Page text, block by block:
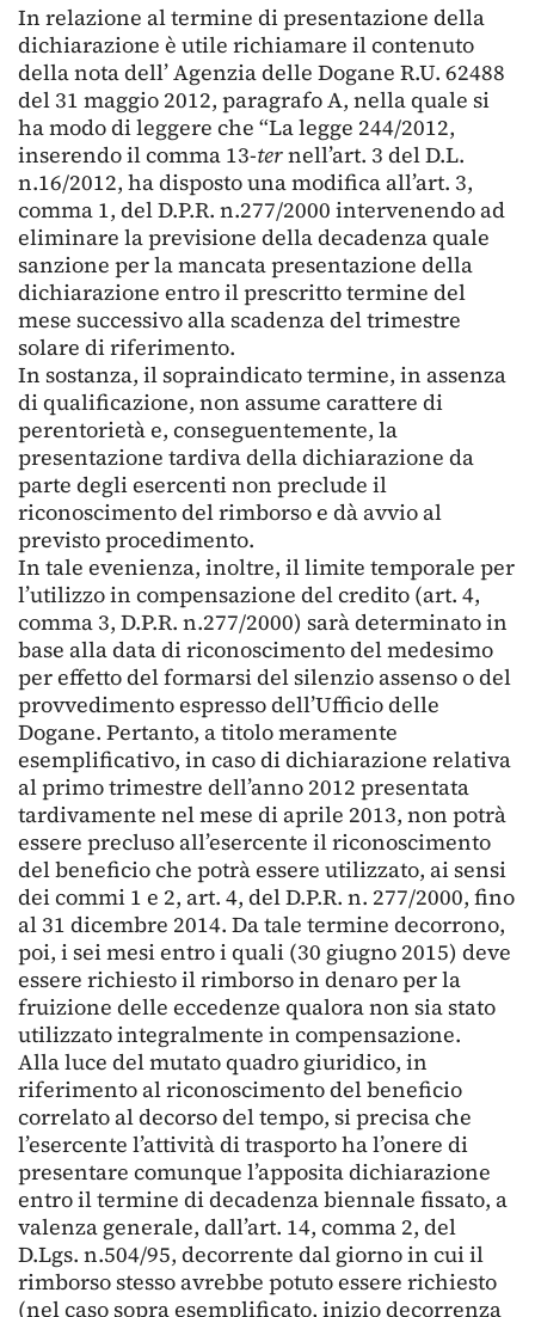
In relazione al termine di presentazione della
dichiarazione è utile richiamare il contenuto
della nota dell’ Agenzia delle Dogane R.U. 62488
del 31 maggio 2012, paragrafo A, nella quale si
ha modo di leggere che “La legge 244/2012,
inserendo il comma 13-ternell’art. 3 del D.L.
n.16/2012, ha disposto una modifica all’art. 3,
comma 1, del D.P.R. n.277/2000 intervenendo ad
eliminare la previsione della decadenza quale
sanzione per la mancata presentazione della
dichiarazione entro il prescritto termine del
mese successivo alla scadenza del trimestre
solare di riferimento.
In sostanza, il sopraindicato termine, in assenza
di qualificazione, non assume carattere di
perentorietà e, conseguentemente, la
presentazione tardiva della dichiarazione da
parte degli esercenti non preclude il
riconoscimento del rimborso e dà avvio al
previsto procedimento.
In tale evenienza, inoltre, il limite temporale per
l’utilizzo in compensazione del credito (art. 4,
comma 3, D.P.R. n.277/2000) sarà determinato in
base alla data di riconoscimento del medesimo
per effetto del formarsi del silenzio assenso o del
provvedimento espresso dell’Ufficio delle
Dogane. Pertanto, a titolo meramente
esemplificativo, in caso di dichiarazione relativa
al primo trimestre dell’anno 2012 presentata
tardivamente nel mese di aprile 2013, non potrà
essere precluso all’esercente il riconoscimento
del beneficio che potrà essere utilizzato, ai sensi
dei commi 1 e 2, art. 4, del D.P.R. n. 277/2000, fino
al 31 dicembre 2014. Da tale termine decorrono,
poi, i sei mesi entro i quali (30 giugno 2015) deve
essere richiesto il rimborso in denaro per la
fruizione delle eccedenze qualora non sia stato
utilizzato integralmente in compensazione.
Alla luce del mutato quadro giuridico, in
riferimento al riconoscimento del beneficio
correlato al decorso del tempo, si precisa che
l’esercente l’attività di trasporto ha l’onere di
presentare comunque l’apposita dichiarazione
entro il termine di decadenza biennale fissato, a
valenza generale, dall’art. 14, comma 2, del
D.Lgs. n.504/95, decorrente dal giorno in cui il
rimborso stesso avrebbe potuto essere richiesto
(nel caso sopra esemplificato, inizio decorrenza